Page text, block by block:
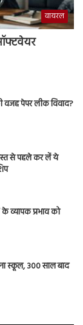
वायरल
वजह पेपर लीक विवाद?
से पहले कर लें ये
के व्यापक प्रभाव को
स्कूल, 300 साल बाद